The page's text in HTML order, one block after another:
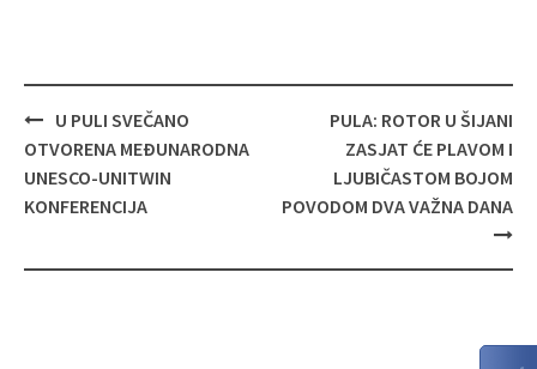
Navigacija
objava
U PULI SVEČANO
OTVORENA MEĐUNARODNA
UNESCO‑UNITWIN
KONFERENCIJA
PULA: ROTOR U ŠIJANI
ZASJAT ĆE PLAVOM I
LJUBIČASTOM BOJOM
POVODOM DVA VAŽNA DANA